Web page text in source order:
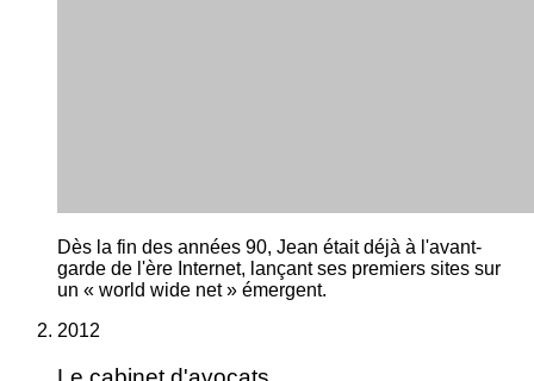
Dès la fin des années 90, Jean était déjà à l'avant-
garde de l'ère Internet, lançant ses premiers sites sur
un « world wide net » émergent.
2012